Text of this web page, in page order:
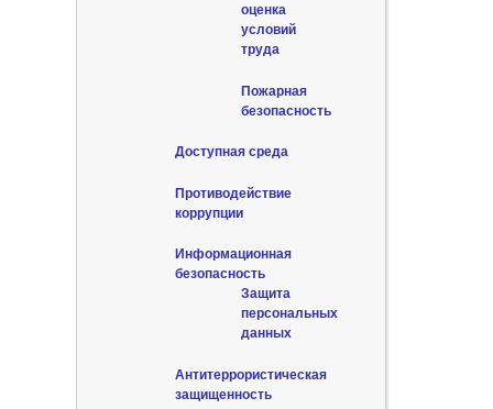
оценка
условий
труда
Пожарная
безопасность
Доступная среда
Противодействие
коррупции
Информационная
безопасность
Защита
персональных
данных
Антитеррористическая
защищенность